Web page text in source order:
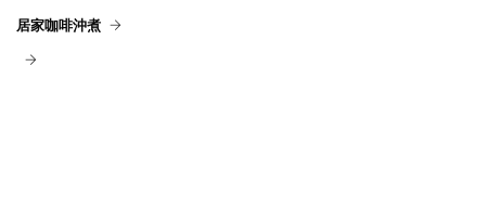
居家咖啡沖煮